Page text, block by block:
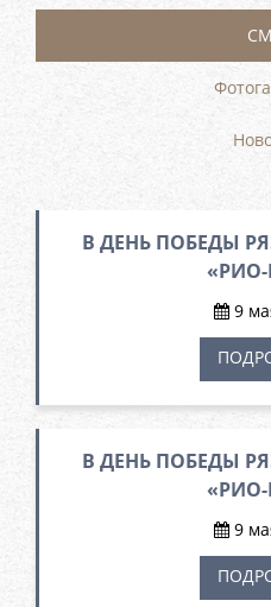
В ДЕНЬ ПОБЕДЫ
«РИО-
9
В ДЕНЬ ПОБЕДЫ
«РИО-
9